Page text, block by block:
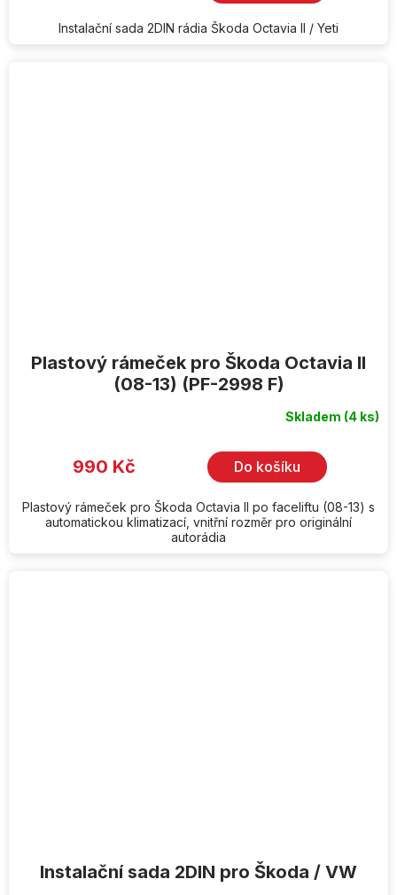
Instalační sada 2DIN rádia Škoda Octavia II / Yeti
Plastový rámeček pro Škoda Octavia II
(08-13) (PF-2998 F)
Skladem (4 ks)
990 Kč Do košíku
Plastový rámeček pro Škoda Octavia II po faceliftu (08-13) s
automatickou klimatizací, vnitřní rozměr pro originální
autorádia
Instalační sada 2DIN pro Škoda / VW